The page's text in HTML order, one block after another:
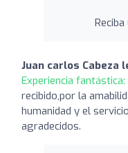
Juan carlos Cabeza
Experiencia fantástica:
recibido,por la
humanidad y el
agradecidos.